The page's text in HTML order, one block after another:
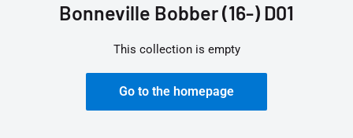
Bonneville Bobber (16-) D01
This collection is empty
Go to the homepage